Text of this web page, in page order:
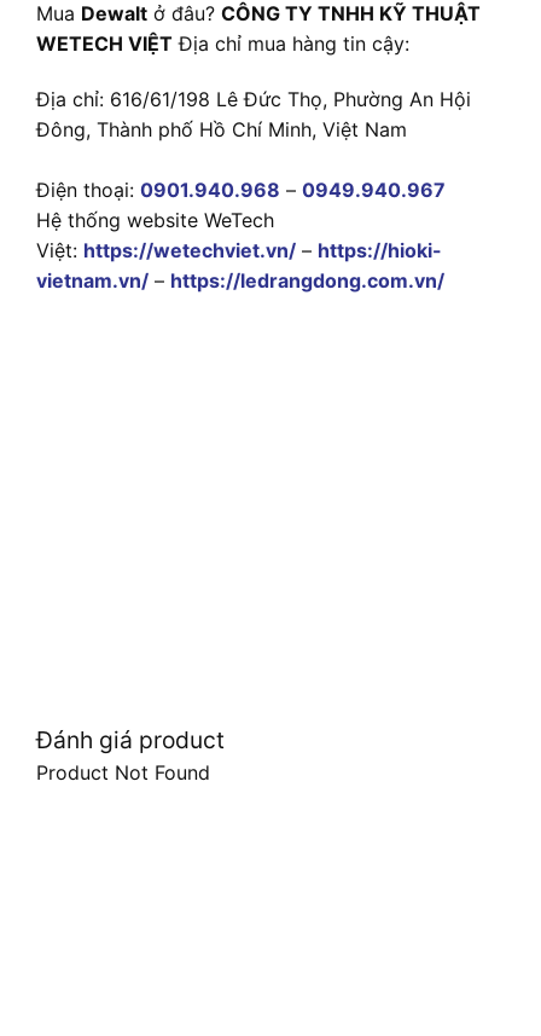
Mua Dewalt ở đâu? CÔNG TY TNHH KỸ THUẬT
WETECH VIỆT Địa chỉ mua hàng tin cậy:
Địa chỉ: 616/61/198 Lê Đức Thọ, Phường An Hội
Đông, Thành phố Hồ Chí Minh, Việt Nam
Điện thoại: 0901.940.968 – 0949.940.967
Hệ thống website WeTech
Việt: https://wetechviet.vn/ – https://hioki-
vietnam.vn/ – https://ledrangdong.com.vn/
Đánh giá product
Product Not Found